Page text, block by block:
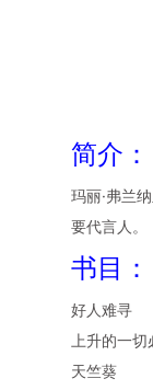
简介：
玛丽·弗兰
要代言人。
书目：
好人难寻
上升的一
天竺葵